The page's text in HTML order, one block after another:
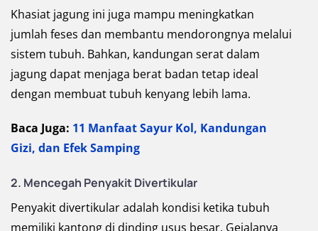
Khasiat jagung ini juga mampu meningkatkan
jumlah feses dan membantu mendorongnya melalui
sistem tubuh. Bahkan, kandungan serat dalam
jagung dapat menjaga berat badan tetap ideal
dengan membuat tubuh kenyang lebih lama.
Baca Juga: 11 Manfaat Sayur Kol, Kandungan
Gizi, dan Efek Samping
2. Mencegah Penyakit Divertikular
Penyakit divertikular adalah kondisi ketika tubuh
memiliki kantong di dinding usus besar. Gejalanya